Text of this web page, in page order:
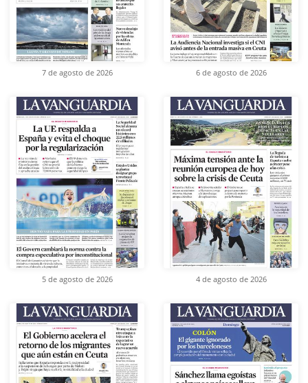
7 de agosto de 2026 6 de agosto de 2026
5 de agosto de 2026 4 de agosto de 2026